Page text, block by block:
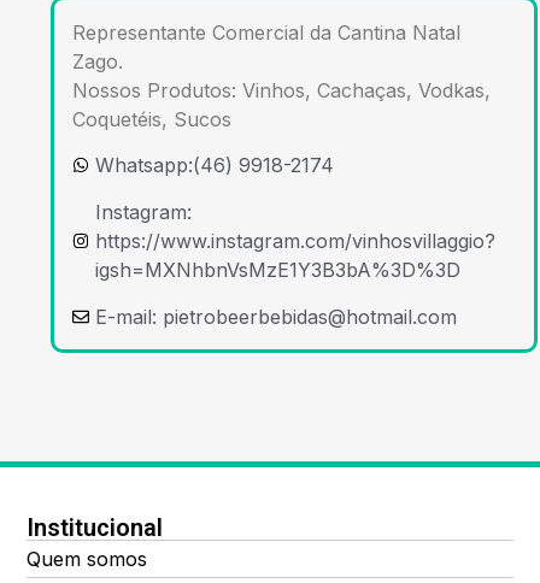
Representante Comercial da Cantina Natal
Zago.
Nossos Produtos: Vinhos, Cachaças, Vodkas,
Coquetéis, Sucos
Whatsapp:(46) 9918-2174
Instagram:
https://www.instagram.com/vinhosvillaggio?
igsh=MXNhbnVsMzE1Y3B3bA%3D%3D
E-mail: pietrobeerbebidas@hotmail.com
Institucional
Quem somos